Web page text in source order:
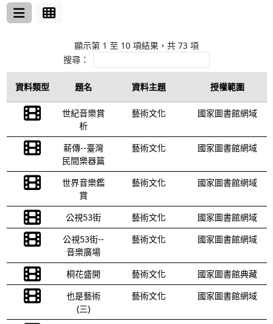
顯示第 1 至 10 項結果，共 73 項
搜尋：
資料類型 題名 資料主題 授權範圍
世紀音樂賞
析
藝術文化 國家圖書館網域
薪傳--臺灣
民間樂器篇
藝術文化 國家圖書館網域
世界音樂鑑
賞
藝術文化 國家圖書館網域
公視53街 藝術文化
國家圖書館網域
公視53街--
音樂廣場
藝術文化 國家圖書館網域
桐花盛開 藝術文化
國家圖書館典藏
也是藝術
(三)
藝術文化 國家圖書館網域